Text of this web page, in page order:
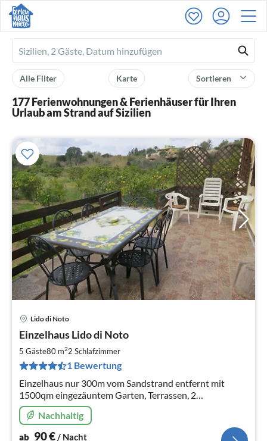
Ferienhausmiete
logo
Sortieren
Karte
Alle Filter
177 Ferienwohnungen & Ferienhäuser für Ihren
Urlaub am Strand auf Sizilien
Lido di Noto
Einzelhaus Lido di Noto
5 Gäste80 m22 Schlafzimmer
1 Bewertung
Einzelhaus nur 300m vom Sandstrand entfernt mit
1500qm eingezäuntem Garten, Terrassen, 2
Schlafzimmer und 2 Bäder, gemauerter Grill, , WLAN,
Klimaanlage und Waschmaschine
Nachhaltig
ab 90€/ Nacht